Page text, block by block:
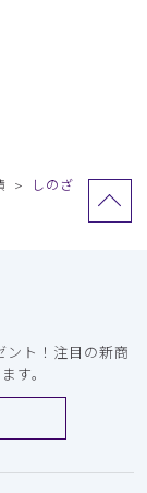
しのざ
ント！注目の新商
す。